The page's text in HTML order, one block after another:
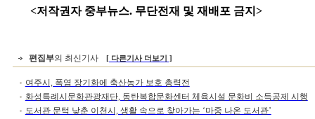
<저작권자 중부뉴스. 무단전재 및 재배포 금지>
편집부의 최신기사 [ 다른기사 더보기 ]
여주시, 폭염 장기화에 축산농가 보호 총력전
화성특례시문화관광재단, 동탄복합문화센터 체육시설 문화비 소득공제 시행
도서관 문턱 낮춘 이천시, 생활 속으로 찾아가는 ‘마중 나온 도서관’